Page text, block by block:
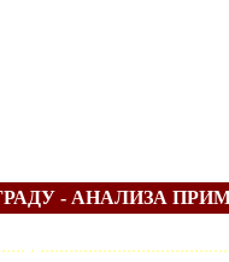
- АНАЛИЗА
.